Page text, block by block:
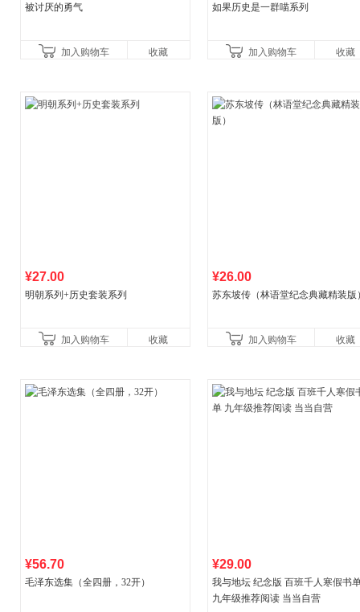
被讨厌的勇气
加入购物车 收藏
如果历史是一群喵系列
加入购物车 收藏
¥27.00
明朝系列+历史套装系列
加入购物车 收藏
¥26.00
苏东坡传（林语堂纪念典藏精装版
加入购物车 收藏
¥56.70
毛泽东选集（全四册，32开）
¥29.00
我与地坛 纪念版 百班千人寒假书
九年级推荐阅读 当当自营